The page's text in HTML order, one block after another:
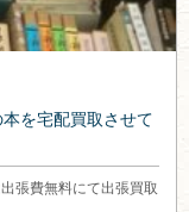
を宅配買取させて
張費無料にて出張買取